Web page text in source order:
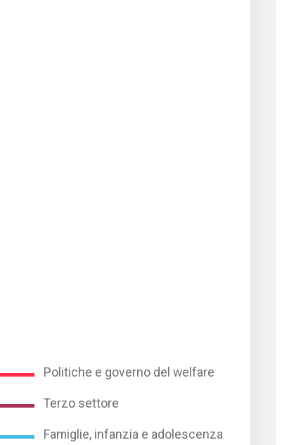
Politiche e governo del welfare
Terzo settore
Famiglie, infanzia e adolescenza